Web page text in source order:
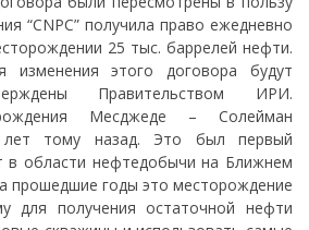
“CNPC” получила право ежедневно
25 тыс. баррелей нефти.
этого договора будут
Правительством ИРИ.
Месджеде – Солейман
тому назад. Это был первый
в области нефтедобычи на Ближнем
прошедшие годы это месторождение
для получения остаточной нефти